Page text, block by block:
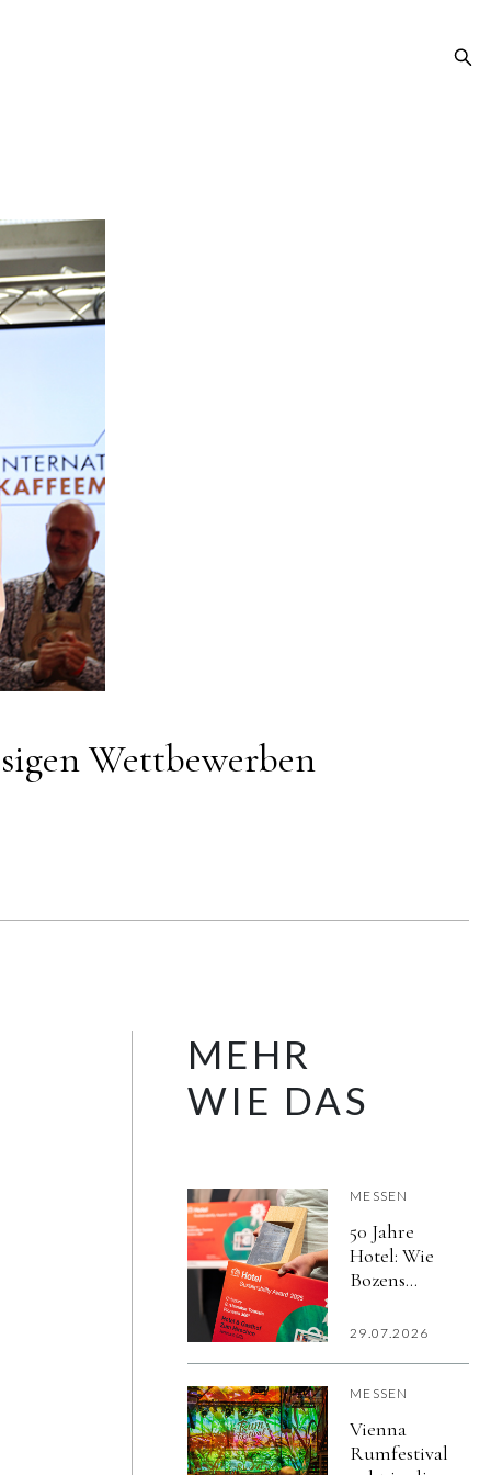
Wettbewerben
MEHR
WIE DAS
MESSEN
50 Jahre
Hotel: Wie
Bozens
den Wandel
begleitet
29.07.2026
MESSEN
Vienna
Rumfestival